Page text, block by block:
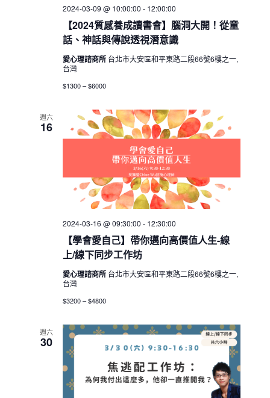
【2024質感養成讀書會】腦洞大開！從童
話、神話與傳說透視潛意識
2024-03-09 @ 10:00:00 - 12:00:00
愛心理諮商所 台北市大安區和平東路二段66號6樓之一,
台灣
$1300 – $6000
週六
16
【學會愛自己】帶你邁向高價值人生-線
上/線下同步工作坊
2024-03-16 @ 09:30:00 - 12:30:00
愛心理諮商所 台北市大安區和平東路二段66號6樓之一,
台灣
$3200 – $4800
週六
30